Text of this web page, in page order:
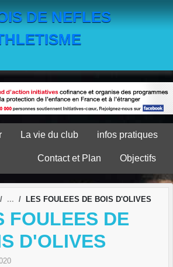
DE NEFLES
La vie du club infos pratiques
Contact et Plan Objectifs
LES FOULEES DE BOIS D'OLIVES
FOULEES DE
D'OLIVES